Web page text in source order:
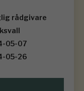
rådgivare
05-07
05-26